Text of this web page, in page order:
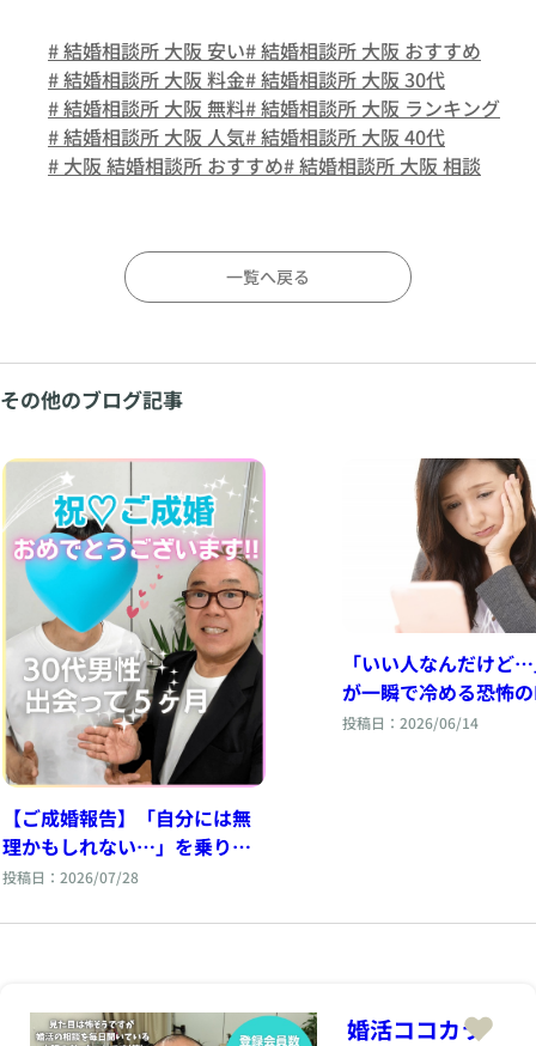
# 結婚相談所 大阪 安い# 結婚相談所 大阪 おすすめ
# 結婚相談所 大阪 料金# 結婚相談所 大阪 30代
# 結婚相談所 大阪 無料# 結婚相談所 大阪 ランキング
# 結婚相談所 大阪 人気# 結婚相談所 大阪 40代
# 大阪 結婚相談所 おすすめ# 結婚相談所 大阪 相談
一覧へ戻る
その他のブログ記事
【ご成婚報告】「自分には無
理かもしれない…」を乗り越
えて掴んだご縁
投稿日：2026/07/28
「いい人なんだけど
が一瞬で冷める恐怖
大逆転のコツ
投稿日：2026/06/14
婚活ココカラ